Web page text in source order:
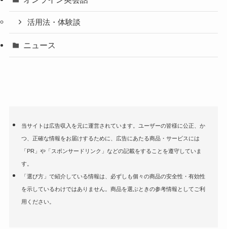
活用法・体験談
ニュース
当サイトは広告収入を元に運営されています。ユーザーの皆様に公正、か
つ、正確な情報をお届けするために、広告にあたる商品・サービスには
「PR」や「スポンサードリンク」などの記載をすることを遵守していま
す。
「選び方」で紹介している情報は、必ずしも個々の商品の安全性・有効性
を示しているわけではありません。商品を選ぶときの参考情報としてご利
用ください。